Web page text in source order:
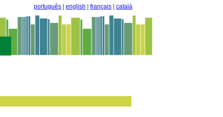
português english français català